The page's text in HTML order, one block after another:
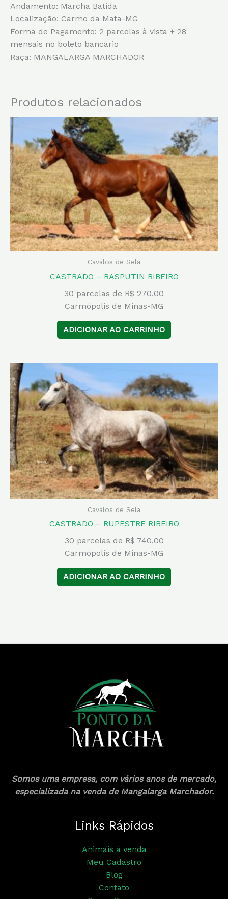
Andamento: Marcha Batida
Localização: Carmo da Mata-MG
Forma de Pagamento: 2 parcelas à vista + 28
mensais no boleto bancário
Raça: MANGALARGA MARCHADOR
Produtos relacionados
Cavalos de Sela
CASTRADO – RASPUTIN RIBEIRO
30 parcelas de R$ 270,00
Carmópolis de Minas-MG
ADICIONAR AO CARRINHO
Cavalos de Sela
CASTRADO – RUPESTRE RIBEIRO
30 parcelas de R$ 740,00
Carmópolis de Minas-MG
ADICIONAR AO CARRINHO
Somos uma empresa, com vários anos de mercado,
especializada na venda de Mangalarga Marchador.
Links Rápidos
Animais à venda
Meu Cadastro
Blog
Contato